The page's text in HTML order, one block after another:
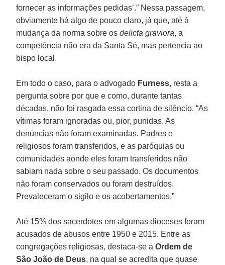
fornecer as informações pedidas’.” Nessa passagem,
obviamente há algo de pouco claro, já que, até à
mudança da norma sobre osdelicta graviora, a
competência não era da Santa Sé, mas pertencia ao
bispo local.
Em todo o caso, para o advogado Furness, resta a
pergunta sobre por que e como, durante tantas
décadas, não foi rasgada essa cortina de silêncio. “As
vítimas foram ignoradas ou, pior, punidas. As
denúncias não foram examinadas. Padres e
religiosos foram transferidos, e as paróquias ou
comunidades aonde eles foram transferidos não
sabiam nada sobre o seu passado. Os documentos
não foram conservados ou foram destruídos.
Prevaleceram o sigilo e os acobertamentos.”
Até 15% dos sacerdotes em algumas dioceses foram
acusados de abusos entre 1950 e 2015. Entre as
congregações religiosas, destaca-se aOrdem de
São João de Deus, na qual se acredita que quase